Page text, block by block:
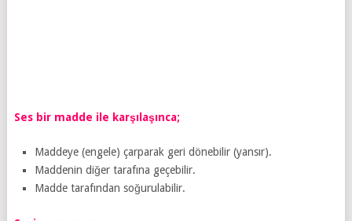
Ses bir madde ile karşılaşınca;
Maddeye (engele) çarparak geri dönebilir (yansır).
Maddenin diğer tarafına geçebilir.
Madde tarafından soğurulabilir.